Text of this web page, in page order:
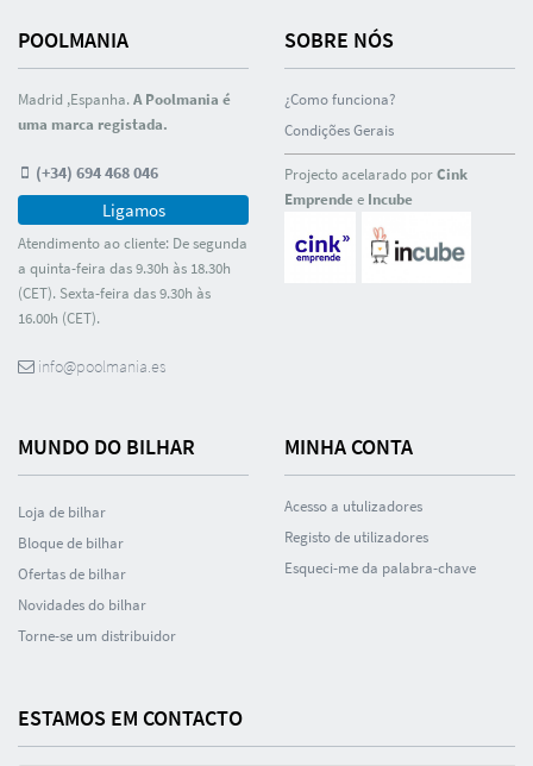
POOLMANIA
Madrid ,Espanha.A Poolmania é
uma marca registada.
(+34) 694 468 046
Ligamos
Atendimento ao cliente: De segunda
a quinta-feira das 9.30h às 18.30h
(CET). Sexta-feira das 9.30h às
16.00h (CET).
info@poolmania.es
SOBRE NÓS
¿Como funciona?
Condições Gerais
Projecto acelarado porCink
Emprendee Incube
MUNDO DO BILHAR
Loja de bilhar
Bloque de bilhar
Ofertas de bilhar
Novidades do bilhar
Torne-se um distribuidor
MINHA CONTA
Acesso a utulizadores
Registo de utilizadores
Esqueci-me da palabra-chave
ESTAMOS EM CONTACTO